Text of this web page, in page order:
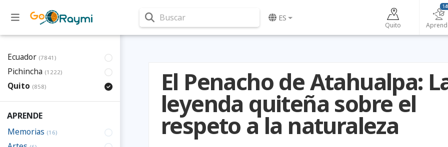
Buscar ES
Quito
Ecuador (7841)
Pichincha (1222)
Quito (858)
APRENDE
Memorias (16)
El Penacho de Atahualpa:
leyenda quiteña sobre el
respeto a la naturaleza